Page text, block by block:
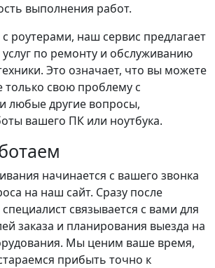
выполнения работ.
роутерами, наш сервис предлагает
по ремонту и обслуживанию
Это означает, что вы можете
только свою проблему с
любые другие вопросы,
вашего ПК или ноутбука.
начинается с вашего звонка
на наш сайт. Сразу после
связывается с вами для
заказа и планирования выезда на
Мы ценим ваше время,
прибыть точно к